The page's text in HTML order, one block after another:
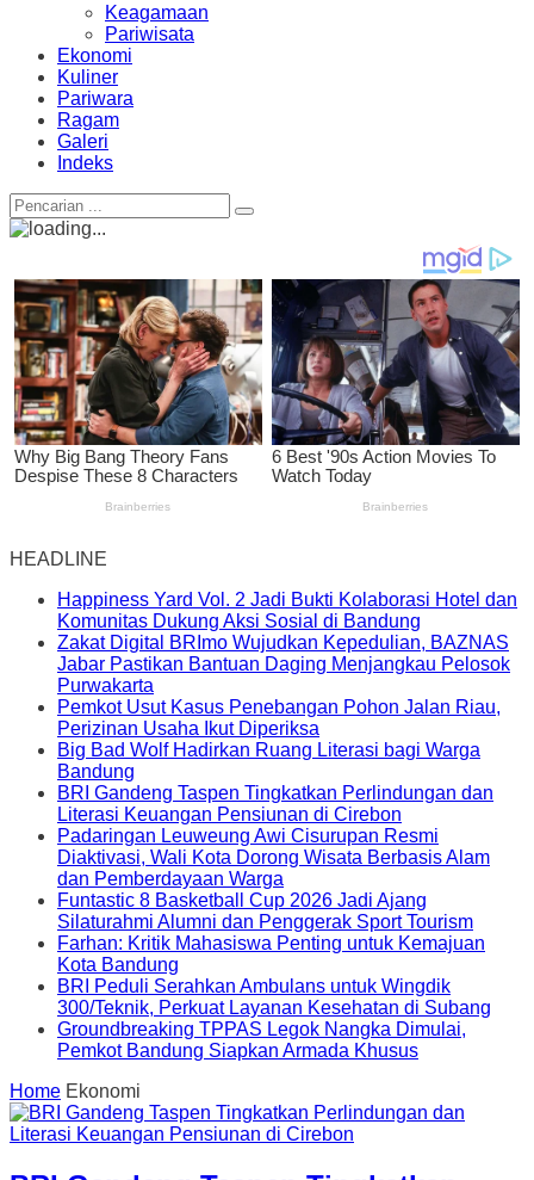
Keagamaan
Pariwisata
Ekonomi
Kuliner
Pariwara
Ragam
Galeri
Indeks
HEADLINE
Happiness Yard Vol. 2 Jadi Bukti Kolaborasi Hotel dan
Komunitas Dukung Aksi Sosial di Bandung
Zakat Digital BRImo Wujudkan Kepedulian, BAZNAS
Jabar Pastikan Bantuan Daging Menjangkau Pelosok
Purwakarta
Pemkot Usut Kasus Penebangan Pohon Jalan Riau,
Perizinan Usaha Ikut Diperiksa
Big Bad Wolf Hadirkan Ruang Literasi bagi Warga
Bandung
BRI Gandeng Taspen Tingkatkan Perlindungan dan
Literasi Keuangan Pensiunan di Cirebon
Padaringan Leuweung Awi Cisurupan Resmi
Diaktivasi, Wali Kota Dorong Wisata Berbasis Alam
dan Pemberdayaan Warga
Funtastic 8 Basketball Cup 2026 Jadi Ajang
Silaturahmi Alumni dan Penggerak Sport Tourism
Farhan: Kritik Mahasiswa Penting untuk Kemajuan
Kota Bandung
BRI Peduli Serahkan Ambulans untuk Wingdik
300/Teknik, Perkuat Layanan Kesehatan di Subang
Groundbreaking TPPAS Legok Nangka Dimulai,
Pemkot Bandung Siapkan Armada Khusus
Home Ekonomi